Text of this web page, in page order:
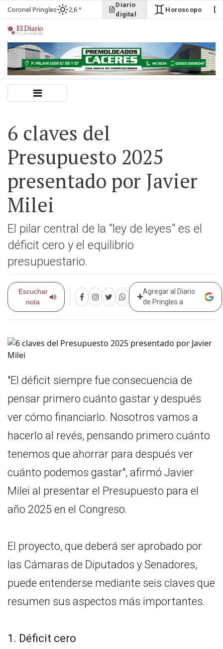
Coronel Pringles 2,6 °
Diario
digital
Horoscopo
6 claves del
Presupuesto 2025
presentado por Javier
Milei
El pilar central de la "ley de leyes" es el
déficit cero y el equilibrio
presupuestario.
Escuchar
nota
Agregar al Diario
de Pringles a
"El déficit siempre fue consecuencia de
pensar primero cuánto gastar y después
ver cómo financiarlo. Nosotros vamos a
hacerlo al revés, pensando primero cuánto
tenemos que ahorrar para después ver
cuánto podemos gastar", afirmó Javier
Milei al presentar el Presupuesto para el
año 2025 en el Congreso.
El proyecto, que deberá ser aprobado por
las Cámaras de Diputados y Senadores,
puede entenderse mediante seis claves que
resumen sus aspectos más importantes.
1. Déficit cero